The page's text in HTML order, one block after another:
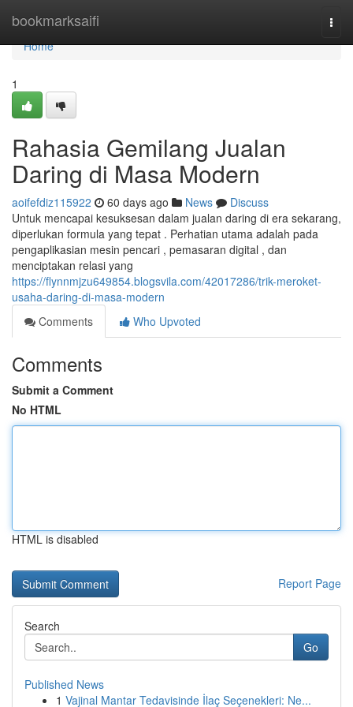
bookmarksaifi
Home
Home
1
Rahasia Gemilang Jualan
Daring di Masa Modern
aoifefdiz115922 60 days ago News
Discuss
Untuk mencapai kesuksesan dalam jualan daring di era sekarang,
diperlukan formula yang tepat . Perhatian utama adalah pada
pengaplikasian mesin pencari , pemasaran digital , dan
menciptakan relasi yang
https://flynnmjzu649854.blogsvila.com/42017286/trik-meroket-
usaha-daring-di-masa-modern
Comments
Who Upvoted
Comments
Submit a Comment
No HTML
HTML is disabled
Report Page
Search
Go
Published News
1 Vajinal Mantar Tedavisinde İlaç Seçenekleri: Ne...